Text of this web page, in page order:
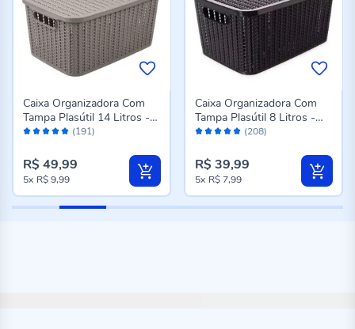
Avaliação: (191)
Caixa Organizadora Com
Tampa Plasútil 14 Litros -
Fendi
R$ 49,99
5x R$ 9,99
Avaliação: (208)
Caixa Organizadora Com
Tampa Plasútil 8 Litros -
Preto
R$ 39,99
5x R$ 7,99